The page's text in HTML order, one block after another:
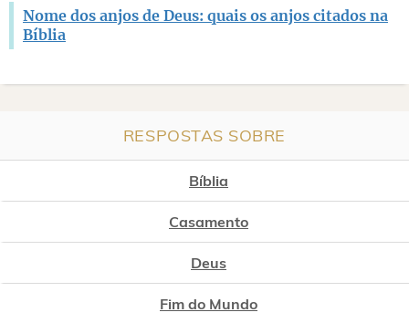
Nome dos anjos de Deus: quais os anjos citados na
Bíblia
RESPOSTAS SOBRE
Bíblia
Casamento
Deus
Fim do Mundo